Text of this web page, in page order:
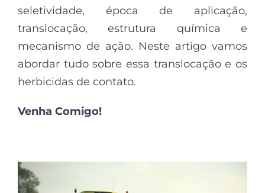
seletividade, época de aplicação,
translocação, estrutura química e
mecanismo de ação. Neste artigo vamos
abordar tudo sobre essa translocação e os
herbicidas de contato.
Venha Comigo!